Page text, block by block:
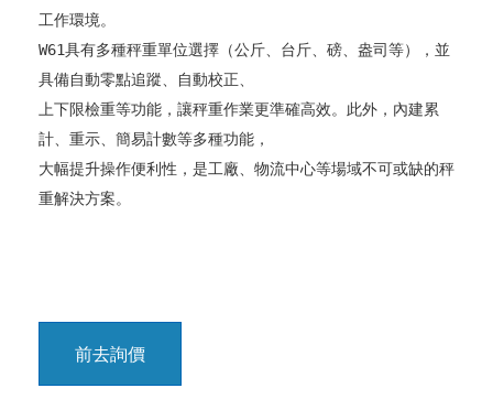
工作環境。
W61具有多種秤重單位選擇（公斤、台斤、磅、盎司等），並
具備自動零點追蹤、自動校正、
上下限檢重等功能，讓秤重作業更準確高效。此外，內建累
計、重示、簡易計數等多種功能，
大幅提升操作便利性，是工廠、物流中心等場域不可或缺的秤
重解決方案。
前去詢價